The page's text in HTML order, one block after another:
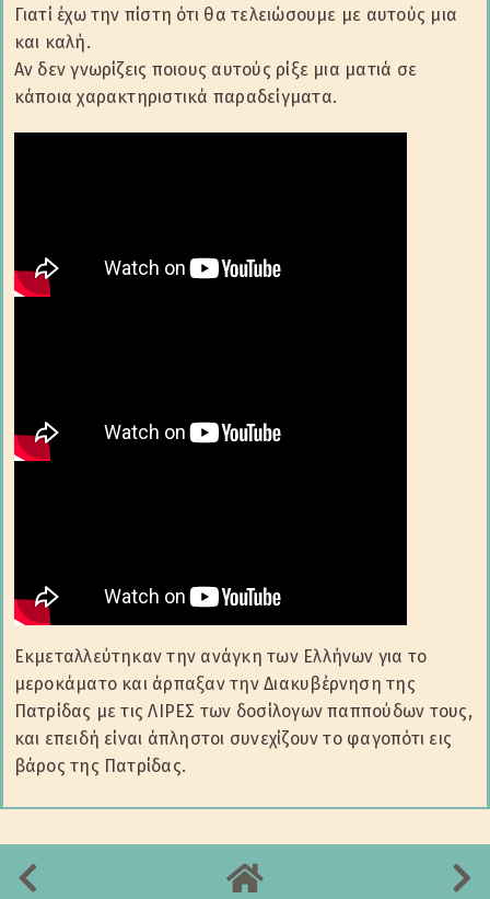
Γιατί έχω την πίστη ότι θα τελειώσουμε με αυτούς μια
και καλή.
Αν δεν γνωρίζεις ποιους αυτούς ρίξε μια ματιά σε
κάποια χαρακτηριστικά παραδείγματα.
Εκμεταλλεύτηκαν την ανάγκη των Ελλήνων για το
μεροκάματο και άρπαξαν την Διακυβέρνηση της
Πατρίδας με τις ΛΙΡΕΣ των δοσίλογων παππούδων τους,
και επειδή είναι άπληστοι συνεχίζουν το φαγοπότι εις
βάρος της Πατρίδας.